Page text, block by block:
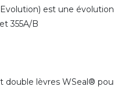
est une
355A/B
lèvres WSeal®